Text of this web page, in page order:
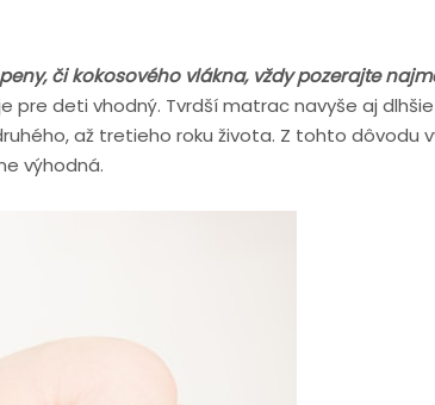
či kokosového vlákna, vždy pozerajte
pre deti vhodný. Tvrdší matrac navyše aj
až tretieho roku života. Z tohto dôvodu
výhodná.